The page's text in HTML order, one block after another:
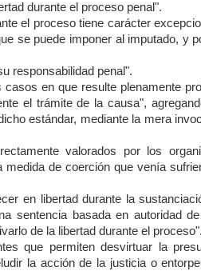
durante el proceso penal".
el proceso tiene carácter
se puede imponer al imputado, y
responsabilidad penal".
en que resulte plenamente
el trámite de la causa",
estándar, mediante la mera
valorados por los
de coerción que venía
en libertad durante la
sentencia basada en autoridad
de la libertad durante el proceso".
que permiten desvirtuar la
la acción de la justicia o